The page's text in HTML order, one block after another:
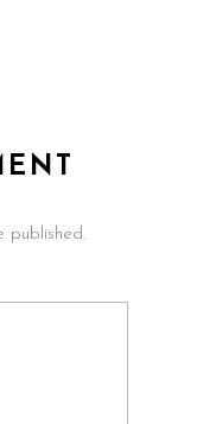
published.